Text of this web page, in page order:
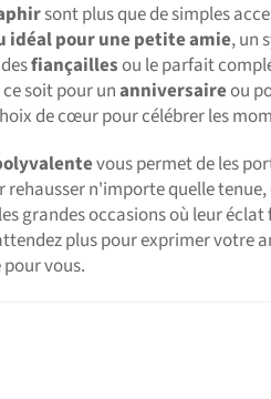
sont plus que de simples
idéal pour une petite amie, un
fiançaillesou le parfait
ce soit pour unanniversaireou
de cœur pour célébrer les
vous permet de les
n'importe quelle tenue,
grandes occasions où leur
plus pour exprimer votre
vous.